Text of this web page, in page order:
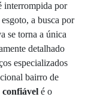
interrompida por
a busca por
se torna a única
detalhado
especializados
bairro de
é o